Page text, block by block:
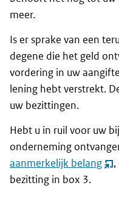
meer.
Is er sprake van een
degene die het geld
vordering in uw
lening hebt verstrekt.
uw bezittingen.
Hebt u in ruil voor uw
onderneming
aanmerkelijk belang
bezitting in box 3.